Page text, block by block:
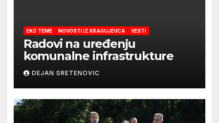
EKO TEME NOVOSTI IZ KRAGUJEVCA VESTI
Radovi na uređenju
komunalne infrastrukture
DEJAN SRETENOVIC